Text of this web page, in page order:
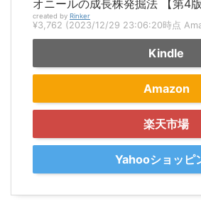
オニールの成長株発掘法 【第4版
created by Rinker
¥3,762 (2023/12/29 23:06:20時点
Kindle
Amazon
楽天市場
Yahooショッピ